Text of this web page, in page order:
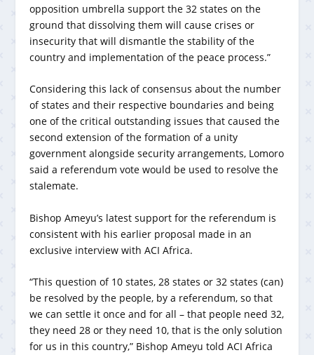
opposition umbrella support the 32 states on the
ground that dissolving them will cause crises or
insecurity that will dismantle the stability of the
country and implementation of the peace process.”
Considering this lack of consensus about the number
of states and their respective boundaries and being
one of the critical outstanding issues that caused the
second extension of the formation of a unity
government alongside security arrangements, Lomoro
said a referendum vote would be used to resolve the
stalemate.
Bishop Ameyu’s latest support for the referendum is
consistent with his earlier proposal made in an
exclusive interview with ACI Africa.
“This question of 10 states, 28 states or 32 states (can)
be resolved by the people, by a referendum, so that
we can settle it once and for all – that people need 32,
they need 28 or they need 10, that is the only solution
for us in this country,” Bishop Ameyu told ACI Africa